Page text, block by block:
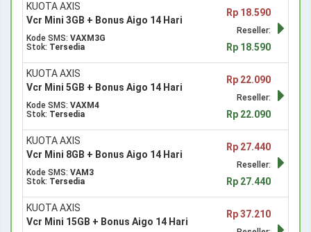
KUOTA AXIS
Vcr Mini 3GB + Bonus Aigo 14 Hari
Kode SMS: VAXM3G
Stok: Tersedia
Rp 18.590
Reseller:
Rp 18.590
KUOTA AXIS
Vcr Mini 5GB + Bonus Aigo 14 Hari
Kode SMS: VAXM4
Stok: Tersedia
Rp 22.090
Reseller:
Rp 22.090
KUOTA AXIS
Vcr Mini 8GB + Bonus Aigo 14 Hari
Kode SMS: VAM3
Stok: Tersedia
Rp 27.440
Reseller:
Rp 27.440
KUOTA AXIS
Vcr Mini 15GB + Bonus Aigo 14 Hari
Rp 37.210